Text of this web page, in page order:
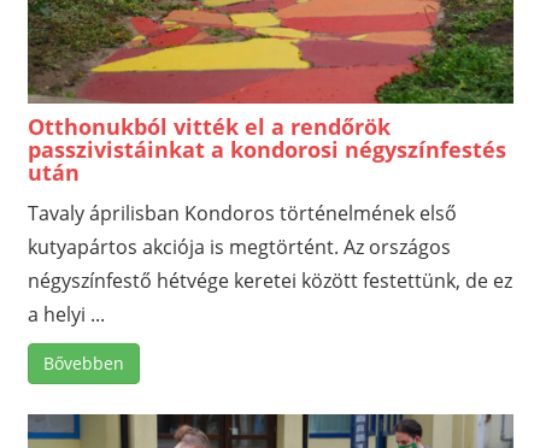
Otthonukból vitték el a rendőrök
passzivistáinkat a kondorosi négyszínfestés
után
Tavaly áprilisban Kondoros történelmének első
kutyapártos akciója is megtörtént. Az országos
négyszínfestő hétvége keretei között festettünk, de ez
a helyi ...
Bővebben